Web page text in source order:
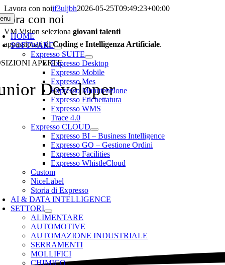
Salta
al
contenuto
HOME
SOFTWARE
Expresso SUITE
Expresso Desktop
Expresso Mobile
Expresso Mes
Expresso Manutenzione
Expresso Etichettatura
Expresso WMS
Trace 4.0
Expresso CLOUD
Expresso BI – Business Intelligence
Expresso GO – Gestione Ordini
Expresso Facilities
Expresso WhistleCloud
Custom
NiceLabel
Storia di Expresso
AI & DATA INTELLIGENCE
SETTORI
ALIMENTARE
AUTOMOTIVE
AUTOMAZIONE INDUSTRIALE
SERRAMENTI
MOLLIFICI
CHIMICO
Lavora con noiif3uljbh2026-05-25T09:49:23+00:00
con noi
VM Vision seleziona giovani talenti
appassionati diCoding e Intelligenza Artificiale.
APERTE
Developer